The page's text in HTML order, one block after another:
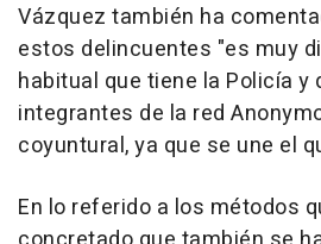
Vázquez también ha
estos delincuentes "es muy
habitual que tiene la Policía y
integrantes de la red
coyuntural, ya que se une el
En lo referido a los métodos